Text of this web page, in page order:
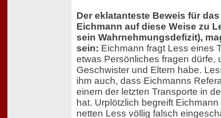
Der eklatanteste Beweis für
Eichmann auf diese Weise zu
sein Wahrnehmungsdefizit),
sein: Eichmann fragt Less eines
etwas Persönliches fragen dürfe,
Geschwister und Eltern habe.
ihm auch, dass Eichmanns
einem der letzten Transporte in
hat. Urplötzlich begreift
netten Less völlig falsch